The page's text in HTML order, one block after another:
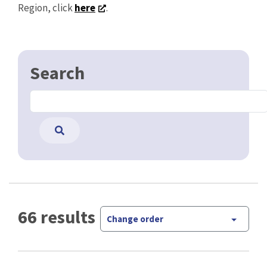
Region, clickhere .
Search
66 results Change order